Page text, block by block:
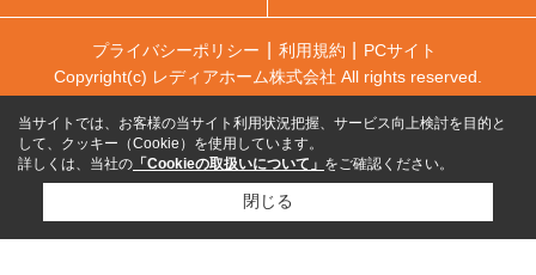
プライバシーポリシー 利用規約
PCサイト
Copyright(c) レディアホーム株式会社 All rights reserved.
当サイトでは、お客様の当サイト利用状況把握、サービス向上検討を目的と
して、クッキー（Cookie）を使用しています。
詳しくは、当社の 「Cookieの取扱いについて」 をご確認ください。
閉じる